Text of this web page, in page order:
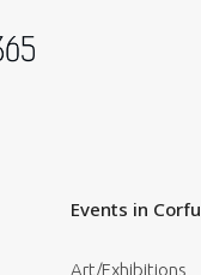
Events in Corfu
Art/Exhibitions